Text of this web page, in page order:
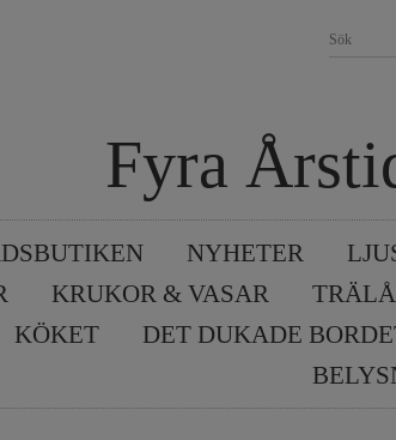
Fyra
NYHETER
KRUKOR & VASAR
KÖKET DET DUKADE